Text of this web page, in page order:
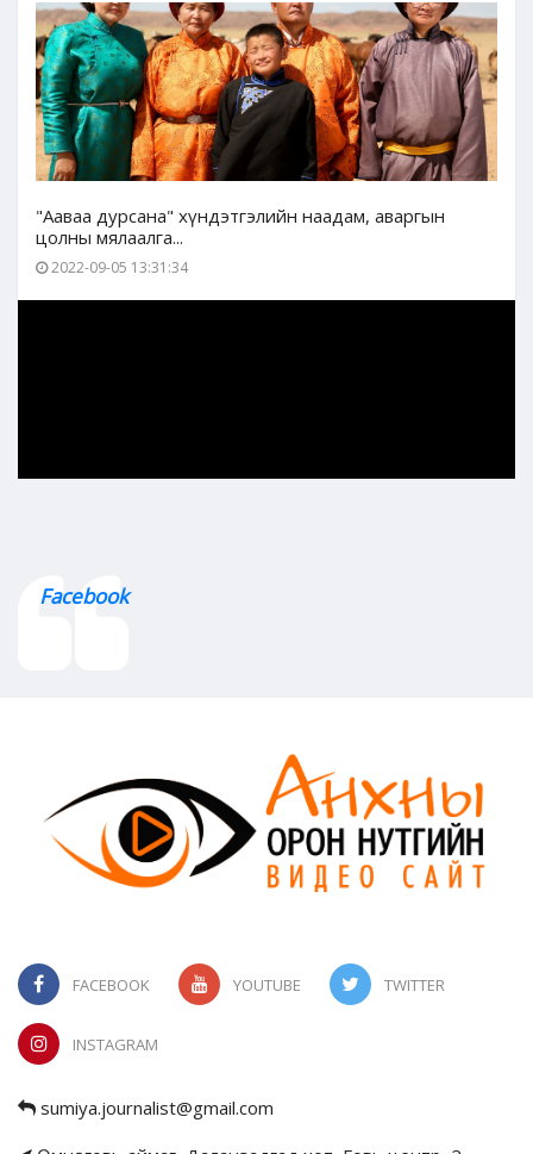
"Ааваа дурсана" хүндэтгэлийн наадам, аваргын
цолны мялаалга...
2022-09-05 13:31:34
Facebook
FACEBOOK YOUTUBE TWITTER
INSTAGRAM
sumiya.journalist@gmail.com